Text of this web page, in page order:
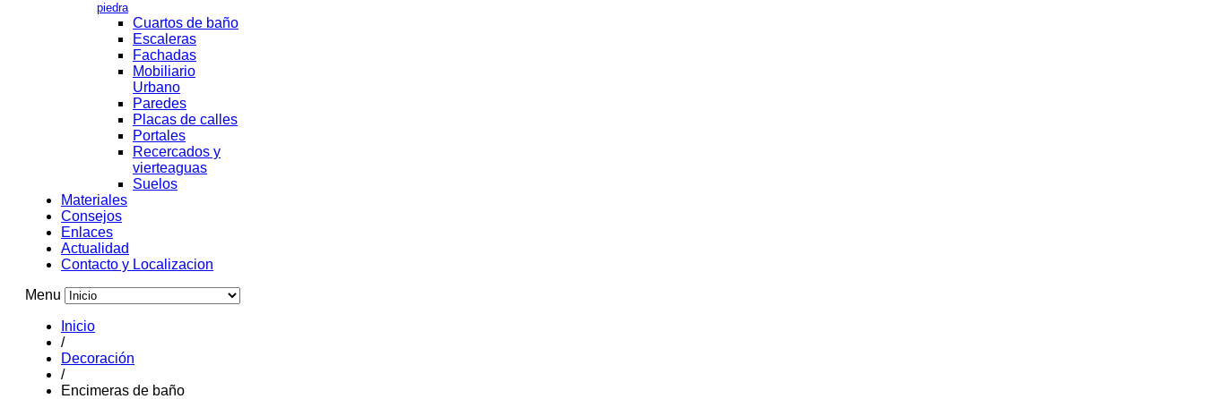
piedra
Cuartos de baño
Escaleras
Fachadas
Mobiliario
Urbano
Paredes
Placas de calles
Portales
Recercados y
vierteaguas
Suelos
Materiales
Consejos
Enlaces
Actualidad
Contacto y Localizacion
Menu
Inicio
/
Decoración
/
Encimeras de baño